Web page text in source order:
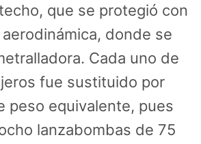
que se protegió con
donde se
Cada uno de
fue sustituido por
peso equivalente, pues
lanzabombas de 75